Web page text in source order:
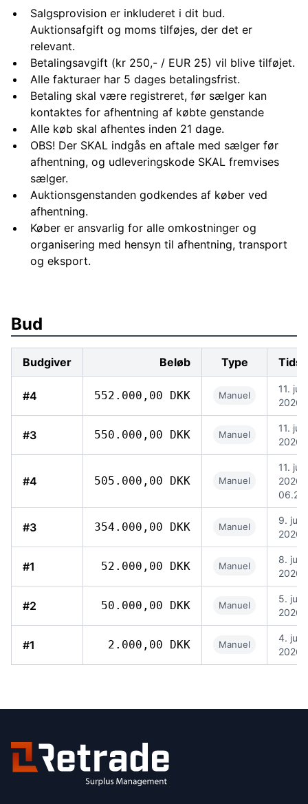
Ejerudgift: ca. 1.685 kr./md.
Offentlig ejendomsværdi (2019): 820.000 kr.
Kort konklusion
Egnet til: investor, der ønsker stabil leje og begrænset
administration Køber, der vil sikre sig ejendom nu og
flytte ind senere Køber med pladskrav, garage og
værksted
Salgsprovision er inkluderet i dit bud.
Auktionsafgift og moms tilføjes, der det er
relevant.
Betalingsavgift (kr 250,- / EUR 25) vil blive tilføjet.
Alle fakturaer har 5 dages betalingsfrist.
Betaling skal være registreret, før sælger kan
kontaktes for afhentning af købte genstande
Alle køb skal afhentes inden 21 dage.
OBS! Der SKAL indgås en aftale med sælger før
afhentning, og udleveringskode SKAL fremvises
sælger.
Auktionsgenstanden godkendes af køber ved
afhentning.
Køber er ansvarlig for alle omkostninger og
organisering med hensyn til afhentning, transport
og eksport.
Bud
Budgiver Beløb Type
#4 552.000,00 DKK Manuel
11. jun.
2026,
#3 550.000,00 DKK Manuel
11. jun.
2026,
#4 505.000,00 DKK Manuel
11. jun.
2026,
06.24
#3 354.000,00 DKK Manuel
9. jun.
2026,
#1 52.000,00 DKK Manuel
8. jun.
2026,
#2 50.000,00 DKK Manuel
5. jun.
2026,
#1 2.000,00 DKK Manuel
4. jun.
2026,